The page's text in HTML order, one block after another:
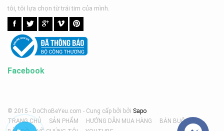
tôi, tôi lựa chọn từ trái tim của mình.
Facebook
© 2015 - DoChoBeYeu.com - Cung cấp bởi bởi Sapo
TRANG CHỦ
SẢN PHẨM HƯỚNG DẪN MUA HÀNG
BÁN BUÔN